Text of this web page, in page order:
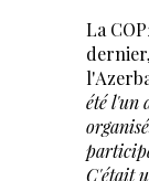
La
été l'un
C'était